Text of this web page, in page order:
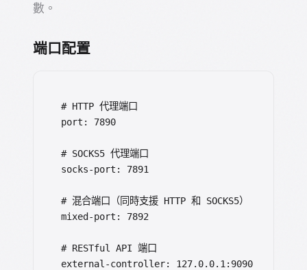
數。
端口配置
# HTTP 代理端口
port: 7890
# SOCKS5 代理端口
socks-port: 7891
# 混合端口（同時支援 HTTP 和 SOCKS5）
mixed-port: 7892
# RESTful API 端口
external-controller: 127.0.0.1:9090